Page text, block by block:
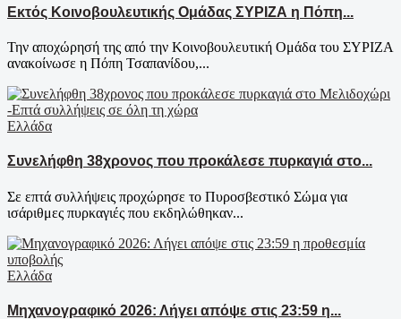
Εκτός Κοινοβουλευτικής Ομάδας ΣΥΡΙΖΑ η Πόπη...
Την αποχώρησή της από την Κοινοβουλευτική Ομάδα του ΣΥΡΙΖΑ
ανακοίνωσε η Πόπη Τσαπανίδου,...
Ελλάδα
Συνελήφθη 38χρονος που προκάλεσε πυρκαγιά στο...
Σε επτά συλλήψεις προχώρησε το Πυροσβεστικό Σώμα για
ισάριθμες πυρκαγιές που εκδηλώθηκαν...
Ελλάδα
Μηχανογραφικό 2026: Λήγει απόψε στις 23:59 η...